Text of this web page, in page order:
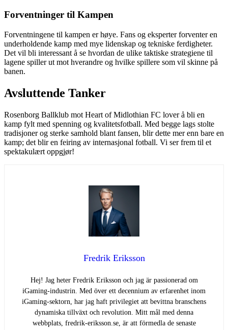
Forventninger til Kampen
Forventningene til kampen er høye. Fans og eksperter forventer en
underholdende kamp med mye lidenskap og tekniske ferdigheter.
Det vil bli interessant å se hvordan de ulike taktiske strategiene til
lagene spiller ut mot hverandre og hvilke spillere som vil skinne på
banen.
Avsluttende Tanker
Rosenborg Ballklub mot Heart of Midlothian FC lover å bli en
kamp fylt med spenning og kvalitetsfotball. Med begge lags stolte
tradisjoner og sterke samhold blant fansen, blir dette mer enn bare en
kamp; det blir en feiring av internasjonal fotball. Vi ser frem til et
spektakulært oppgjør!
Fredrik Eriksson
Hej! Jag heter Fredrik Eriksson och jag är passionerad om
iGaming-industrin. Med över ett decennium av erfarenhet inom
iGaming-sektorn, har jag haft privilegiet att bevittna branschens
dynamiska tillväxt och revolution. Mitt mål med denna
webbplats, fredrik-eriksson.se, är att förmedla de senaste